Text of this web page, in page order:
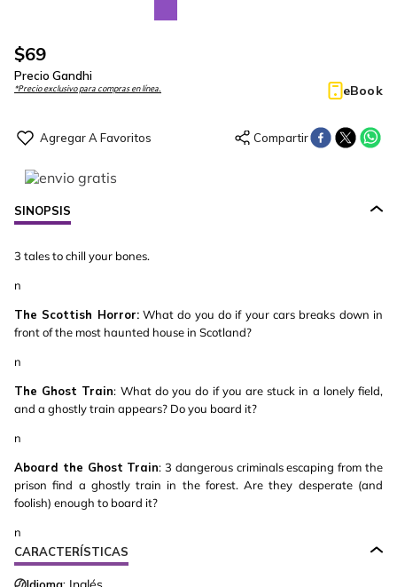
$69
Precio Gandhi
*Precio exclusivo para compras en línea. eBook
SINOPSIS
3 tales to chill your bones.
n
The Scottish Horror:What do you do if your cars breaks down in
front of the most haunted house in Scotland?
n
The Ghost Train: What do you do if you are stuck in a lonely field,
and a ghostly train appears? Do you board it?
n
Aboard the Ghost Train: 3 dangerous criminals escaping from the
prison find a ghostly train in the forest. Are they desperate (and
foolish) enough to board it?
n
CARACTERÍSTICAS